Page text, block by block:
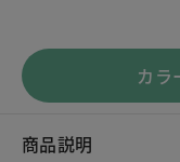
カラ
商品説明